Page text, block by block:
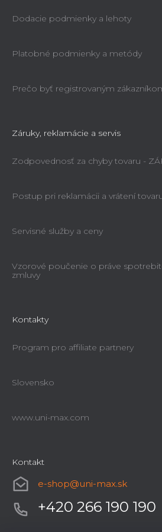
Dodacie podmienky a lehoty
Platobné podmienky a metódy
Prečo byť registrovaným
Záruky, reklamácie a servis
Zodpovednosť za chyby tovaru -
Postup pri reklamácii a vrátení
Servisné služby a ceny
Vzorové poučenie o práve
zmluvy
Kontakty
Program pro affiliate partnery
Slovensko
www.uni-max.com
Kontakt
e-shop@uni-max.sk
+420 266 190 190